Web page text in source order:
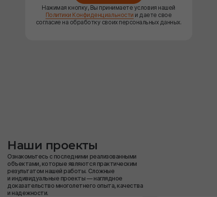
Нажимая кнопку, Вы принимаете условия нашей
Политики Конфиденциальности и даете свое
согласие на обработку своих персональных данных.
Наши проекты
Ознакомьтесь с последними реализованными
объектами, которые являются практическим
результатом нашей работы. Сложные
и индивидуальные проекты — наглядное
доказательство многолетнего опыта, качества
и надежности.